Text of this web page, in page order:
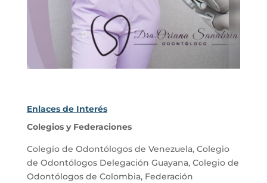
Enlaces de Interés
Colegios y Federaciones
Colegio de Odontólogos de Venezuela, Colegio
de Odontólogos Delegación Guayana, Colegio de
Odontólogos de Colombia, Federación